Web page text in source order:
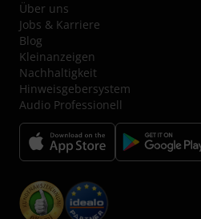
Über uns
Jobs & Karriere
Blog
Kleinanzeigen
Nachhaltigkeit
Hinweisgebersystem
Audio Professionell